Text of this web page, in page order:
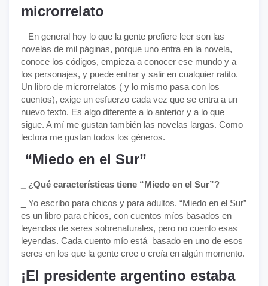
microrrelato
_ En general hoy lo que la gente prefiere leer son las
novelas de mil páginas, porque uno entra en la novela,
conoce los códigos, empieza a conocer ese mundo y a
los personajes, y puede entrar y salir en cualquier ratito.
Un libro de microrrelatos ( y lo mismo pasa con los
cuentos), exige un esfuerzo cada vez que se entra a un
nuevo texto. Es algo diferente a lo anterior y a lo que
sigue. A mí me gustan también las novelas largas. Como
lectora me gustan todos los géneros.
“Miedo en el Sur”
_ ¿Qué características tiene “Miedo en el Sur”?
_ Yo escribo para chicos y para adultos. “Miedo en el Sur”
es un libro para chicos, con cuentos míos basados en
leyendas de seres sobrenaturales, pero no cuento esas
leyendas. Cada cuento mío está basado en uno de esos
seres en los que la gente cree o creía en algún momento.
¡El presidente argentino estaba